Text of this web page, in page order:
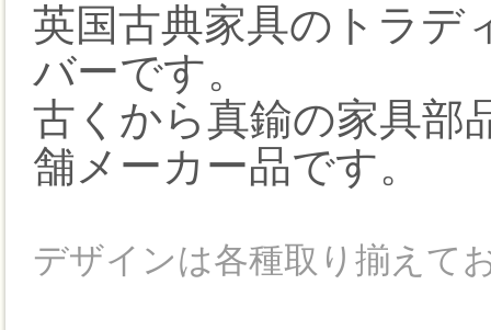
英国古典家具のトラデ
バーです。
古くから真鍮の家具部
舗メーカー品です。
デザインは各種取り揃えて